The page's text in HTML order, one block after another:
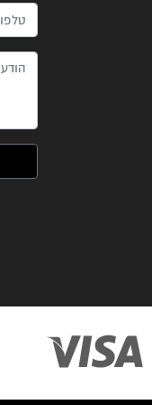
טלפון*
הודעה